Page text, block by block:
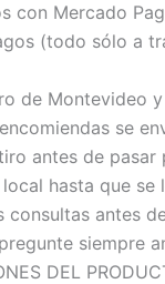
con Mercado
(todo sólo a
de Montevideo
se
antes de
hasta que
consultas antes
siempre
DEL